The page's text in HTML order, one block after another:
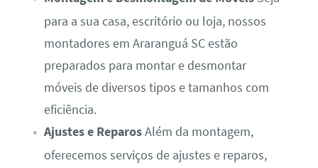
para a sua casa, escritório ou loja, nossos
montadores em Araranguá SC estão
preparados para montar e desmontar
móveis de diversos tipos e tamanhos com
eficiência.
Ajustes e ReparosAlém da montagem,
oferecemos serviços de ajustes e reparos,